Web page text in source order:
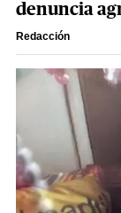
denuncia
Redacción